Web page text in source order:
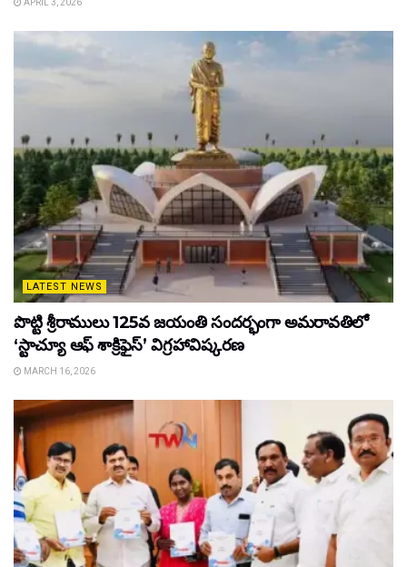
APRIL 3, 2026
LATEST NEWS
పొట్టి శ్రీరాములు 125వ జయంతి సందర్భంగా అమరావతిలో
‘స్టాచ్యూ ఆఫ్ శాక్రిఫైస్’ విగ్రహావిష్కరణ
MARCH 16, 2026